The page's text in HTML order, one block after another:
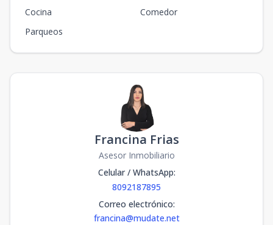
Cocina
Comedor
Parqueos
Francina Frias
Asesor Inmobiliario
Celular / WhatsApp:
8092187895
Correo electrónico:
francina@mudate.net